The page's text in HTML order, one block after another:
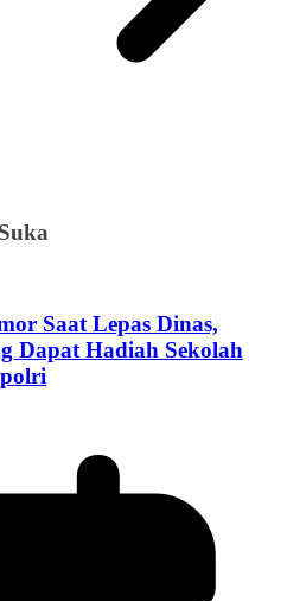
Saat Lepas Dinas,
Dapat Hadiah Sekolah